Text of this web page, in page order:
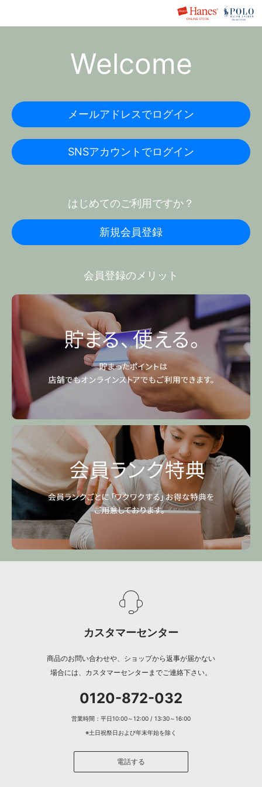
Welcome
メールアドレスでログイン
SNSアカウントでログイン
はじめてのご利用ですか？
新規会員登録
会員登録のメリット
カスタマーセンター
商品のお問い合わせや、ショップから返事が届かない
場合には、カスタマーセンターまでご連絡下さい。
0120-872-032
営業時間：平日10:00～12:00 / 13:30～16:00
※土日祝祭日および年末年始を除く
電話する